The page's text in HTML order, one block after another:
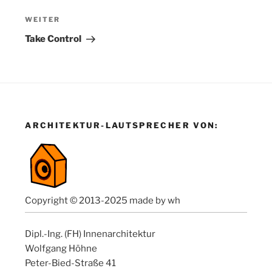
Nächster
Beitrag
WEITER
Take Control
ARCHITEKTUR-LAUTSPRECHER VON:
Copyright © 2013-2025 made by wh
Dipl.-Ing. (FH) Innenarchitektur
Wolfgang Höhne
Peter-Bied-Straße 41